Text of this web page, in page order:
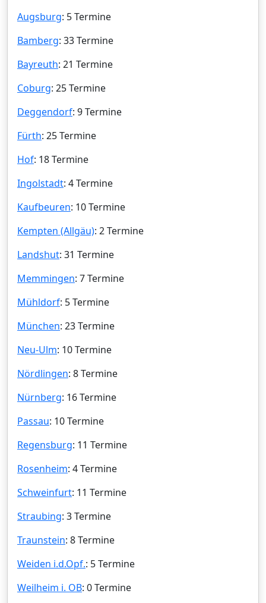
Augsburg: 5 Termine
Bamberg: 33 Termine
Bayreuth: 21 Termine
Coburg: 25 Termine
Deggendorf: 9 Termine
Fürth: 25 Termine
Hof: 18 Termine
Ingolstadt: 4 Termine
Kaufbeuren: 10 Termine
Kempten (Allgäu): 2 Termine
Landshut: 31 Termine
Memmingen: 7 Termine
Mühldorf: 5 Termine
München: 23 Termine
Neu-Ulm: 10 Termine
Nördlingen: 8 Termine
Nürnberg: 16 Termine
Passau: 10 Termine
Regensburg: 11 Termine
Rosenheim: 4 Termine
Schweinfurt: 11 Termine
Straubing: 3 Termine
Traunstein: 8 Termine
Weiden i.d.Opf.: 5 Termine
Weilheim i. OB: 0 Termine